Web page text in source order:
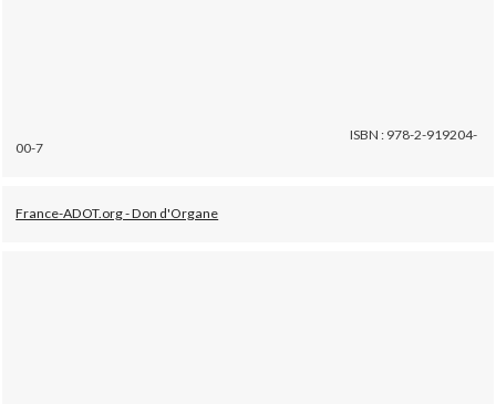
ISBN : 978-2-919204-
00-7
France-ADOT.org - Don d'Organe